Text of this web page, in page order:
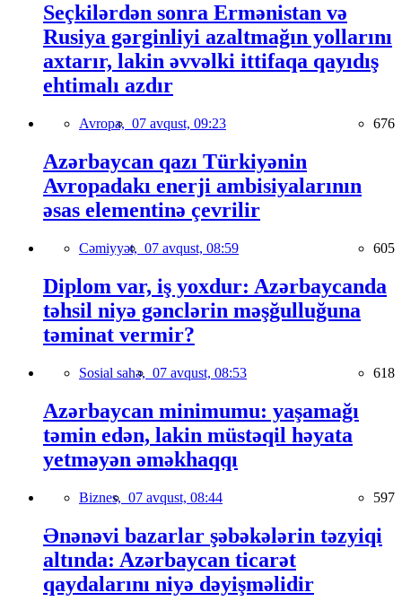
Seçkilərdən sonra Ermənistan və
Rusiya gərginliyi azaltmağın yollarını
axtarır, lakin əvvəlki ittifaqa qayıdış
ehtimalı azdır
Avropa, 07 avqust, 09:23 676
Azərbaycan qazı Türkiyənin
Avropadakı enerji ambisiyalarının
əsas elementinə çevrilir
Cəmiyyət, 07 avqust, 08:59 605
Diplom var, iş yoxdur: Azərbaycanda
təhsil niyə gənclərin məşğulluğuna
təminat vermir?
Sosial sahə, 07 avqust, 08:53 618
Azərbaycan minimumu: yaşamağı
təmin edən, lakin müstəqil həyata
yetməyən əməkhaqqı
Biznes, 07 avqust, 08:44 597
Ənənəvi bazarlar şəbəkələrin təzyiqi
altında: Azərbaycan ticarət
qaydalarını niyə dəyişməlidir